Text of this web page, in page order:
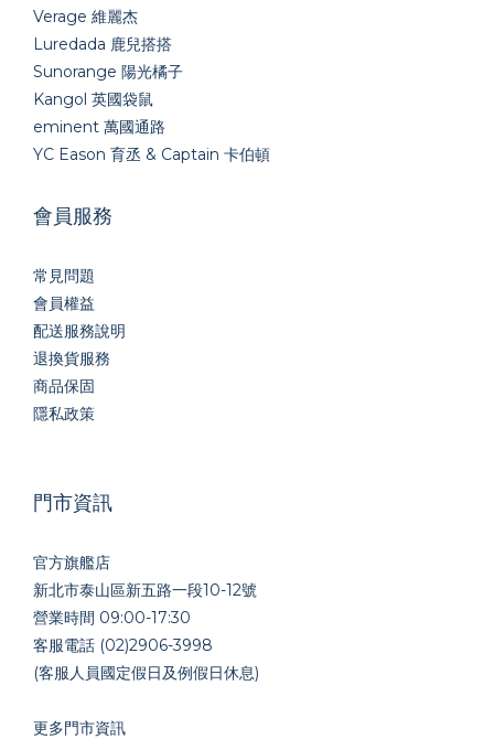
Verage 維麗杰
Luredada 鹿兒搭搭
Sunorange 陽光橘子
Kangol 英國袋鼠
eminent 萬國通路
YC Eason 育丞 & Captain 卡伯頓
會員服務
常見問題
會員權益
配送服務說明
退換貨服務
商品保固
隱私政策
門市資訊
官方旗艦店
新北市泰山區新五路一段10-12號
營業時間 09:00-17:30
客服電話 (02)2906-3998
(客服人員國定假日及例假日休息)
更多門市資訊